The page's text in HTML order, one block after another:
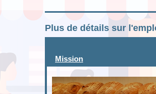
Plus de détails sur
Mission